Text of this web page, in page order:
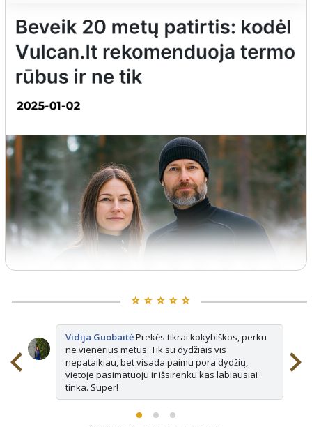
⭐️ ⭐️ ⭐️ ⭐️ ⭐️
Vidija GuobaitėPrekės tikrai kokybiškos, perku
ne vienerius metus. Tik su dydžiais vis
nepataikiau, bet visada paimu pora dydžių,
vietoje pasimatuoju ir išsirenku kas labiausiai
tinka. Super!